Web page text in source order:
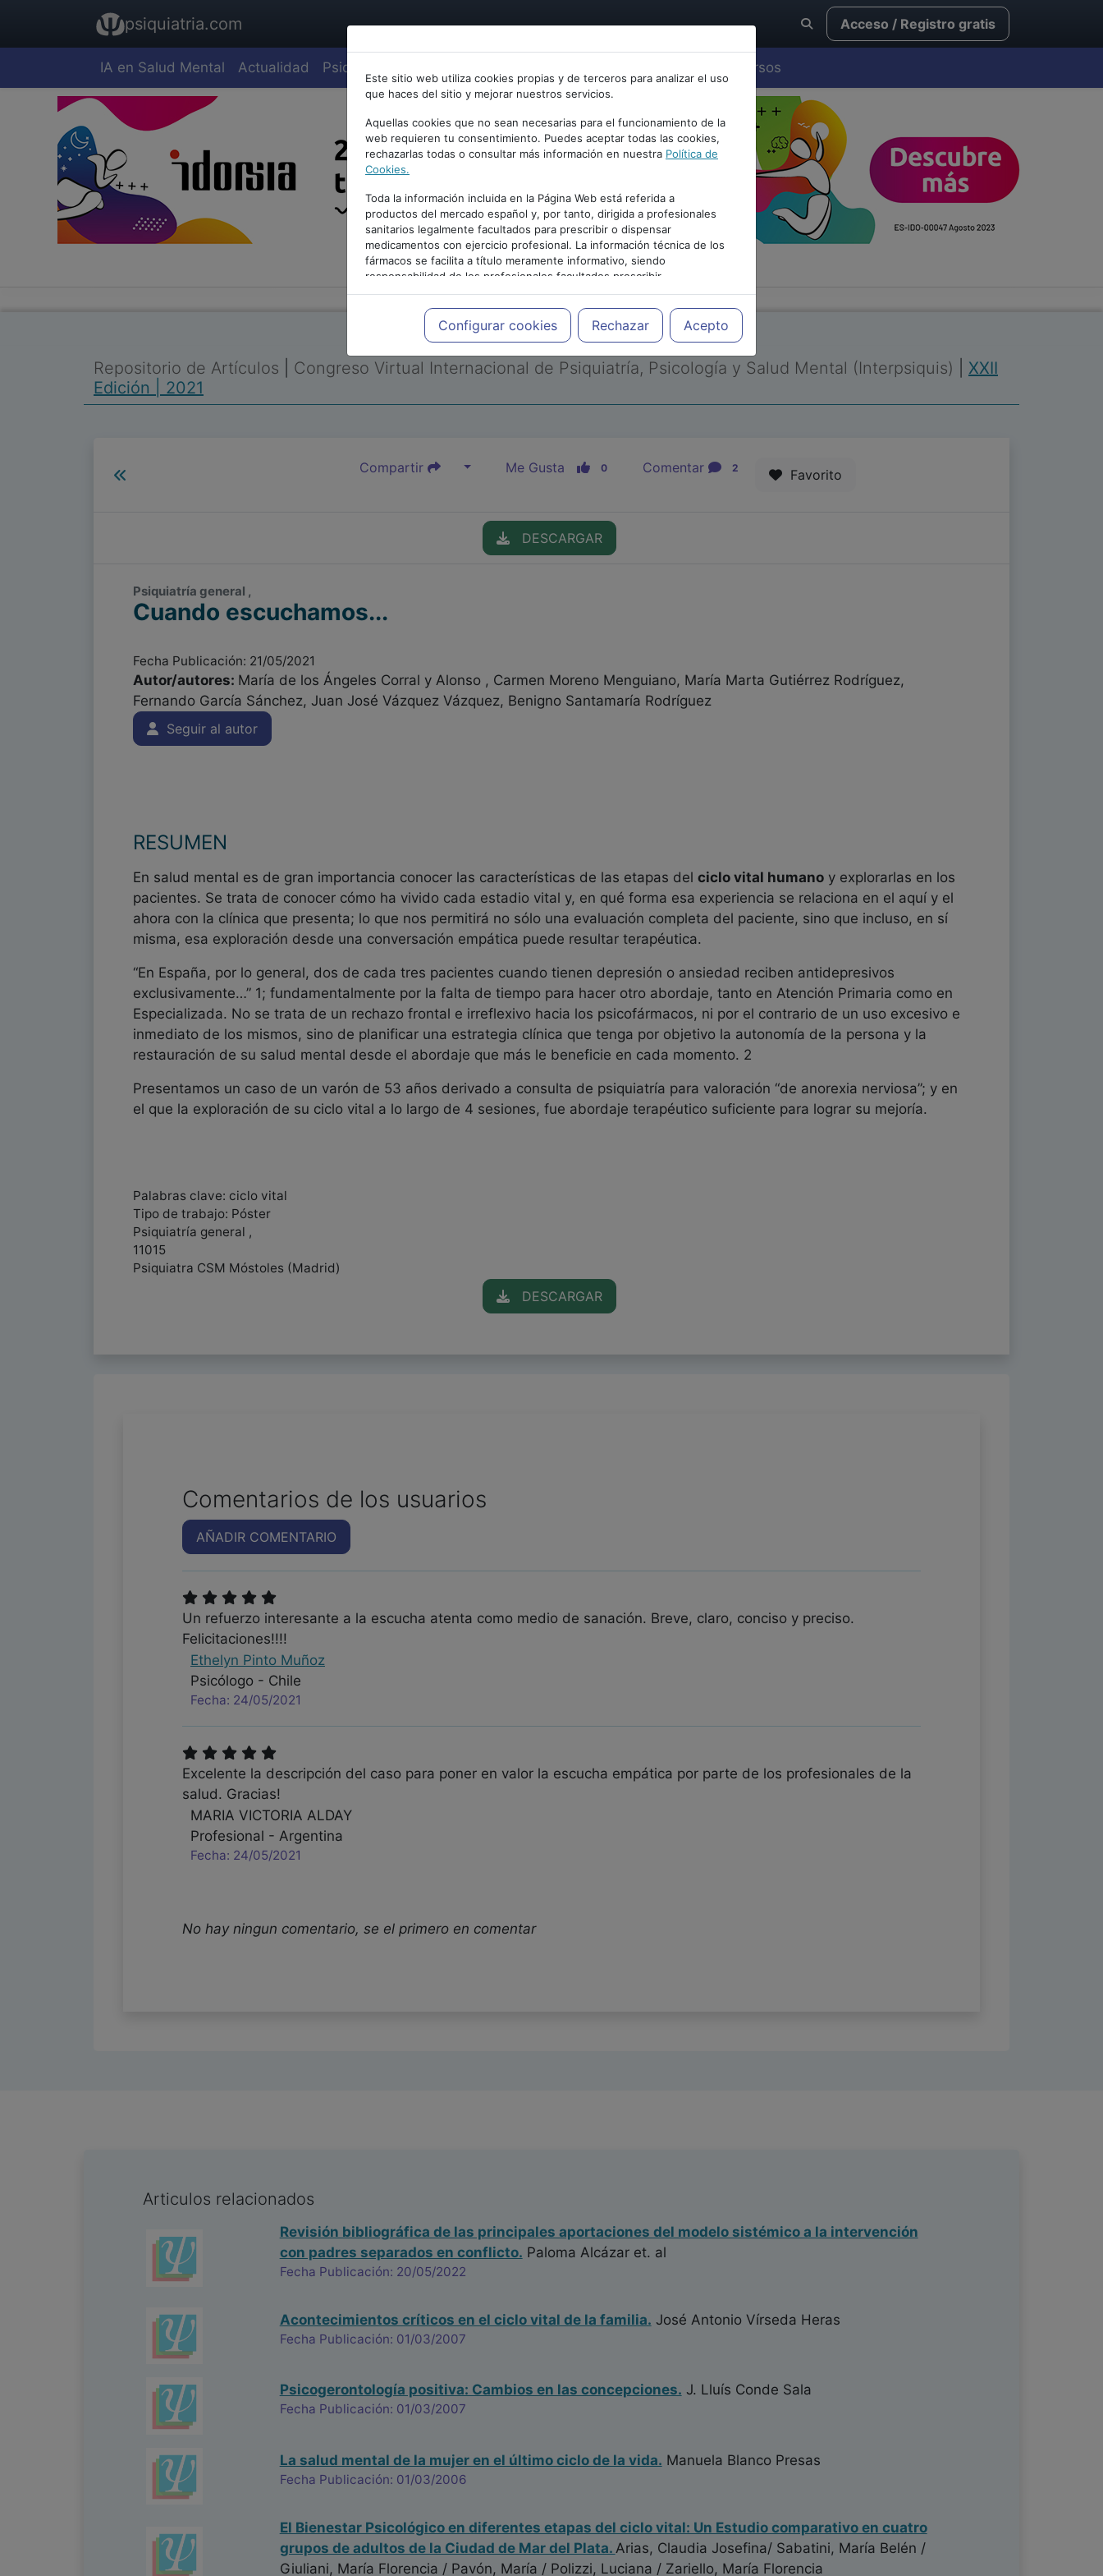
psiquiatria.com Acceso / Registro gratis
IA en Salud Mental Actualidad Psiquiatría Cursos
Este sitio web utiliza cookies propias y de terceros para analizar el uso
que haces del sitio y mejorar nuestros servicios.
Aquellas cookies que no sean necesarias para el funcionamiento de la
web requieren tu consentimiento. Puedes aceptar todas las cookies,
rechazarlas todas o consultar más información en nuestra Política de
Cookies.
Toda la información incluida en la Página Web está referida a
productos del mercado español y, por tanto, dirigida a profesionales
sanitarios legalmente facultados para prescribir o dispensar
medicamentos con ejercicio profesional. La información técnica de los
fármacos se facilita a título meramente informativo, siendo
responsabilidad de los profesionales facultados prescribir
medicamentos y decidir, en cada caso concreto, el tratamiento más
adecuado a las necesidades del paciente.
Configurar cookies Rechazar Acepto
PUBLICIDAD
Repositorio de Artículos Congreso Virtual Internacional de Psiquiatría, Psicología y Salud Mental (Interpsiquis)
XXII
Edición | 2021
Compartir Me Gusta 0 Comentar 2 Favorito
DESCARGAR
Psiquiatría general ,
Cuando escuchamos...
Fecha Publicación: 21/05/2021
Autor/autores: María de los Ángeles Corral y Alonso , Carmen Moreno Menguiano, María Marta Gutiérrez Rodríguez,
Fernando García Sánchez, Juan José Vázquez Vázquez, Benigno Santamaría Rodríguez
Seguir al autor
RESUMEN
En salud mental es de gran importancia conocer las características de las etapas del ciclo vital humano y explorarlas en los
pacientes. Se trata de conocer cómo ha vivido cada estadio vital y, en qué forma esa experiencia se relaciona en el aquí y el
ahora con la clínica que presenta; lo que nos permitirá no sólo una evaluación completa del paciente, sino que incluso, en sí
misma, esa exploración desde una conversación empática puede resultar terapéutica.
“En España, por lo general, dos de cada tres pacientes cuando tienen depresión o ansiedad reciben antidepresivos
exclusivamente…” 1; fundamentalmente por la falta de tiempo para hacer otro abordaje, tanto en Atención Primaria como en
Especializada. No se trata de un rechazo frontal e irreflexivo hacia los psicofármacos, ni por el contrario de un uso excesivo e
inmediato de los mismos, sino de planificar una estrategia clínica que tenga por objetivo la autonomía de la persona y la
restauración de su salud mental desde el abordaje que más le beneficie en cada momento. 2
Presentamos un caso de un varón de 53 años derivado a consulta de psiquiatría para valoración “de anorexia nerviosa”; y en
el que la exploración de su ciclo vital a lo largo de 4 sesiones, fue abordaje terapéutico suficiente para lograr su mejoría.
Palabras clave: ciclo vital
Tipo de trabajo: Póster
Psiquiatría general ,
11015
Psiquiatra CSM Móstoles (Madrid)
DESCARGAR
Comentarios de los usuarios
AÑADIR COMENTARIO
Un refuerzo interesante a la escucha atenta como medio de sanación. Breve, claro, conciso y preciso.
Felicitaciones!!!!
Ethelyn Pinto Muñoz
Psicólogo - Chile
Fecha: 24/05/2021
Excelente la descripción del caso para poner en valor la escucha empática por parte de los profesionales de la
salud. Gracias!
MARIA VICTORIA ALDAY
Profesional - Argentina
Fecha: 24/05/2021
No hay ningun comentario, se el primero en comentar
Articulos relacionados
Revisión bibliográfica de las principales aportaciones del modelo sistémico a la intervención
con padres separados en conflicto. Paloma Alcázaret. al
Fecha Publicación: 20/05/2022
Acontecimientos críticos en el ciclo vital de la familia. José Antonio Vírseda Heras
Fecha Publicación: 01/03/2007
Psicogerontología positiva: Cambios en las concepciones. J. Lluís Conde Sala
Fecha Publicación: 01/03/2007
La salud mental de la mujer en el último ciclo de la vida. Manuela Blanco Presas
Fecha Publicación: 01/03/2006
El Bienestar Psicológico en diferentes etapas del ciclo vital: Un Estudio comparativo en cuatro
grupos de adultos de la Ciudad de Mar del Plata. Arias, Claudia Josefina/ Sabatini, María Belén /
Giuliani, María Florencia / Pavón, María / Polizzi, Luciana / Zariello, María Florencia